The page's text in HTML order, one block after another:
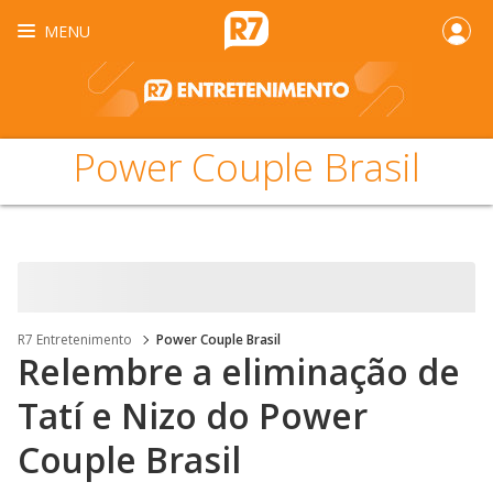
MENU
Power Couple Brasil
R7 Entretenimento Power Couple Brasil
Relembre a eliminação de
Tatí e Nizo do Power
Couple Brasil